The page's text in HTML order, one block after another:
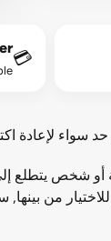
💳
حد سواء